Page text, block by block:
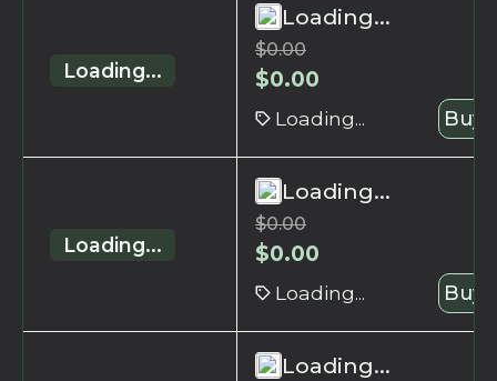
Loading...
Loading...
$0.00
$0.00
Loading... Buy
Loading...
Loading...
$0.00
$0.00
Loading... Buy
Loading...